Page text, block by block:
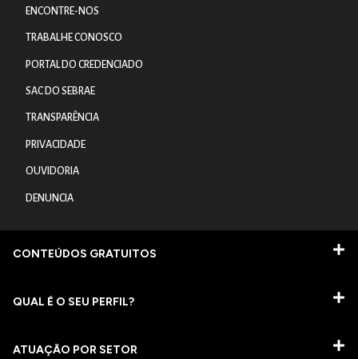
ENCONTRE-NOS
TRABALHE CONOSCO
PORTAL DO CREDENCIADO
SAC DO SEBRAE
TRANSPARÊNCIA
PRIVACIDADE
OUVIDORIA
DENUNCIA
CONTEÚDOS GRATUITOS
QUAL É O SEU PERFIL?
ATUAÇÃO POR SETOR